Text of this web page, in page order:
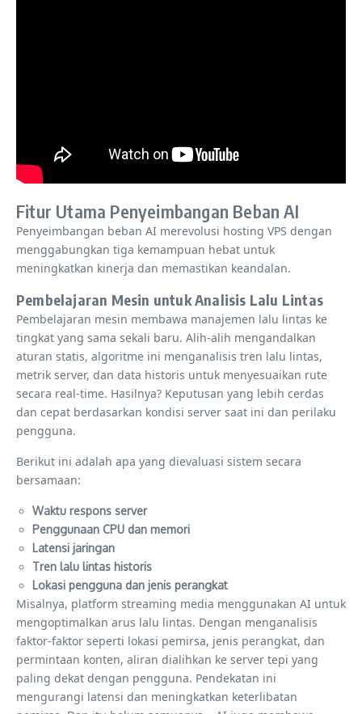
Fitur Utama Penyeimbangan Beban AI
Penyeimbangan beban AI merevolusi hosting VPS dengan
menggabungkan tiga kemampuan hebat untuk
meningkatkan kinerja dan memastikan keandalan.
Pembelajaran Mesin untuk Analisis Lalu Lintas
Pembelajaran mesin membawa manajemen lalu lintas ke
tingkat yang sama sekali baru. Alih-alih mengandalkan
aturan statis, algoritme ini menganalisis tren lalu lintas,
metrik server, dan data historis untuk menyesuaikan rute
secara real-time. Hasilnya? Keputusan yang lebih cerdas
dan cepat berdasarkan kondisi server saat ini dan perilaku
pengguna.
Berikut ini adalah apa yang dievaluasi sistem secara
bersamaan:
Waktu respons server
Penggunaan CPU dan memori
Latensi jaringan
Tren lalu lintas historis
Lokasi pengguna dan jenis perangkat
Misalnya, platform streaming media menggunakan AI untuk
mengoptimalkan arus lalu lintas. Dengan menganalisis
faktor-faktor seperti lokasi pemirsa, jenis perangkat, dan
permintaan konten, aliran dialihkan ke server tepi yang
paling dekat dengan pengguna. Pendekatan ini
mengurangi latensi dan meningkatkan keterlibatan